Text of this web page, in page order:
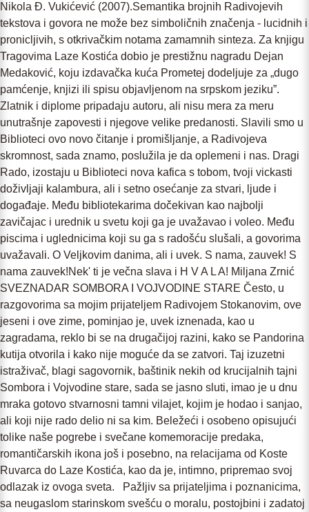
Nikola Đ. Vukićević (2007).Semantika brojnih Radivojevih
tekstova i govora ne može bez simboličnih značenja - lucidnih i
pronicljivih, s otkrivačkim notama zamamnih sinteza. Za knjigu
Tragovima Laze Kostića dobio je prestižnu nagradu Dejan
Medaković, koju izdavačka kuća Prometej dodeljuje za „dugo
pamćenje, knjizi ili spisu objavljenom na srpskom jeziku”.
Zlatnik i diplome pripadaju autoru, ali nisu mera za meru
unutrašnje zapovesti i njegove velike predanosti. Slavili smo u
Biblioteci ovo novo čitanje i promišljanje, a Radivojeva
skromnost, sada znamo, poslužila je da oplemeni i nas. Dragi
Rado, izostaju u Biblioteci nova kafica s tobom, tvoji vickasti
doživljaji kalambura, ali i setno osećanje za stvari, ljude i
događaje. Među bibliotekarima dočekivan kao najbolji
zavičajac i urednik u svetu koji ga je uvažavao i voleo. Među
piscima i uglednicima koji su ga s radošću slušali, a govorima
uvažavali. O Veljkovim danima, ali i uvek. S nama, zauvek! S
nama zauvek!Nek' ti je večna slava i H V A L A! Miljana Zrnić
SVEZNADAR SOMBORA I VOJVODINE STARE Često, u
razgovorima sa mojim prijateljem Radivojem Stokanovim, ove
jeseni i ove zime, pominjao je, uvek iznenada, kao u
zagradama, reklo bi se na drugačijoj razini, kako se Pandorina
kutija otvorila i kako nije moguće da se zatvori. Taj izuzetni
istraživač, blagi sagovornik, baštinik nekih od krucijalnih tajni
Sombora i Vojvodine stare, sada se jasno sluti, imao je u dnu
mraka gotovo stvarnosni tamni vilajet, kojim je hodao i sanjao,
ali koji nije rado delio ni sa kim. Beležeći i osobeno opisujući
tolike naše pogrebe i svečane komemoracije predaka,
romantičarskih ikona još i posebno, na relacijama od Koste
Ruvarca do Laze Kostića, kao da je, intimno, pripremao svoj
odlazak iz ovoga sveta. Pažljiv sa prijateljima i poznanicima,
sa neugaslom starinskom svešću o moralu, postojbini i zadatoj